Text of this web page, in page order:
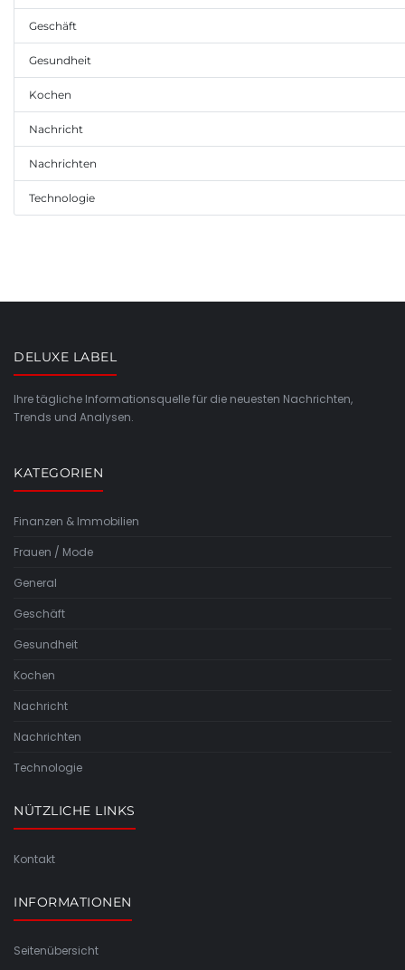
Geschäft
Gesundheit
Kochen
Nachricht
Nachrichten
Technologie
DELUXE LABEL
Ihre tägliche Informationsquelle für die neuesten Nachrichten,
Trends und Analysen.
KATEGORIEN
Finanzen & Immobilien
Frauen / Mode
General
Geschäft
Gesundheit
Kochen
Nachricht
Nachrichten
Technologie
NÜTZLICHE LINKS
Kontakt
INFORMATIONEN
Seitenübersicht